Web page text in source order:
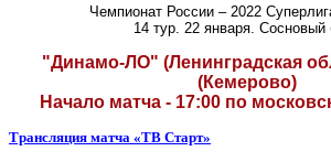
Чемпионат России – 2022
14 тур. 22 января. Сосновый
"Динамо-ЛО" (Ленинградская
(Кемерово)
Начало матча - 17:00 по
Трансляция матча «ТВ Старт»